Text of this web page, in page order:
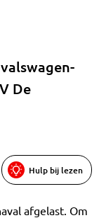
De
Hulp bij lezen
afgelast. Om